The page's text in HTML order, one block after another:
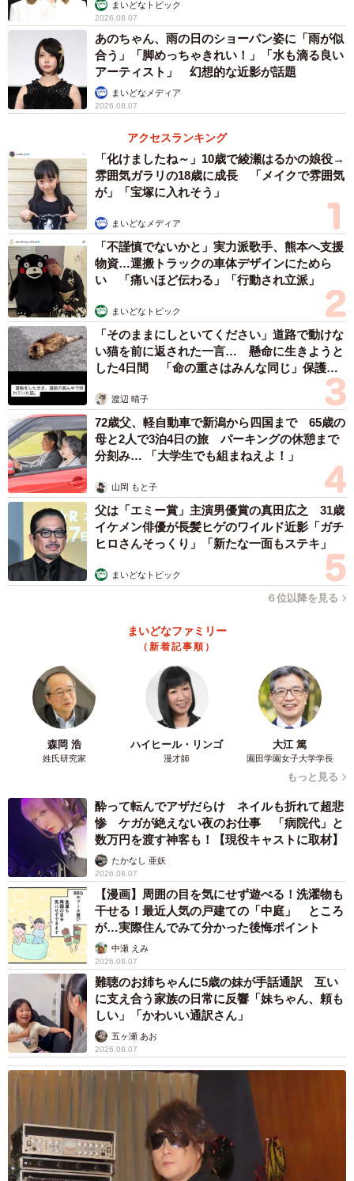
まいどなトピック
2026.08.07
あのちゃん、雨の日のショーパン姿に「雨が似
合う」「脚めっちゃきれい！」「水も滴る良い
アーティスト」 幻想的な近影が話題
まいどなメディア
2026.08.07
アクセスランキング
「化けましたね～」10歳で綾瀬はるかの娘役→
雰囲気ガラリの18歳に成長 「メイクで雰囲気
が」「宝塚に入れそう」
まいどなメディア
「不謹慎でないかと」実力派歌手、熊本へ支援
物資…運搬トラックの車体デザインにためら
い 「痛いほど伝わる」「行動され立派」
まいどなトピック
「そのままにしといてください」道路で動けな
い猫を前に返された一言… 懸命に生きようと
した4日間 「命の重さはみんな同じ」保護団
渡辺 晴子
72歳父、軽自動車で新潟から四国まで 65歳の
母と2人で3泊4日の旅 パーキングの休憩まで
分刻み… 「大学生でも組まねえよ！」
山岡 もと子
父は「エミー賞」主演男優賞の真田広之 31歳
イケメン俳優が長髪ヒゲのワイルド近影「ガチ
ヒロさんそっくり」「新たな一面もステキ」
まいどなトピック
６位以降を見る
まいどなファミリー
（新着記事順）
森岡 浩
姓氏研究家
ハイヒール・リンゴ
漫才師
大江 篤
園田学園女子大学学長
もっと見る
酔って転んでアザだらけ ネイルも折れて超悲
惨 ケガが絶えない夜のお仕事 「病院代」と
数万円を渡す神客も！【現役キャストに取材】
たかなし 亜妖
2026.08.07
【漫画】周囲の目を気にせず遊べる！洗濯物も
干せる！最近人気の戸建ての「中庭」 ところ
が…実際住んでみて分かった後悔ポイント
中瀬 えみ
2026.08.07
難聴のお姉ちゃんに5歳の妹が手話通訳 互い
に支え合う家族の日常に反響「妹ちゃん、頼も
しい」「かわいい通訳さん」
五ヶ瀬 あお
2026.08.07